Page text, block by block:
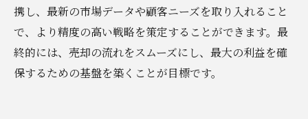
携し、最新の市場データや顧客ニーズを取り入れること
で、より精度の高い戦略を策定することができます。最
終的には、売却の流れをスムーズにし、最大の利益を確
保するための基盤を築くことが目標です。